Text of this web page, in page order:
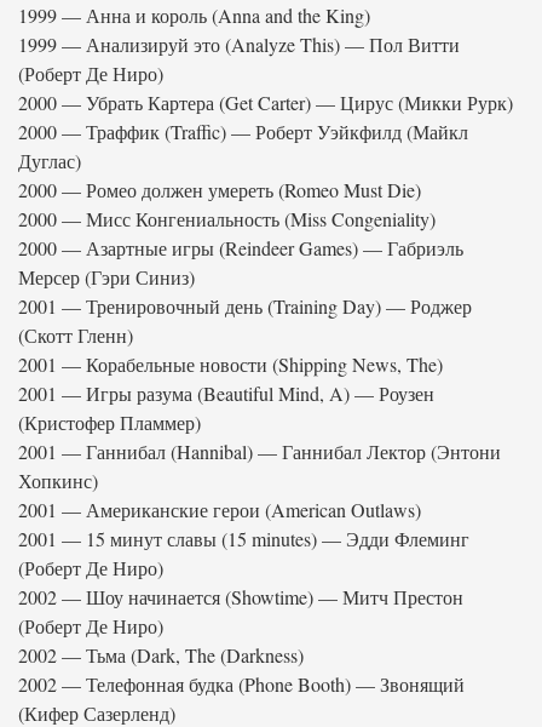
1999 — Анна и король (Anna and the King)
1999 — Анализируй это (Analyze This) — Пол Витти
(Роберт Де Ниро)
2000 — Убрать Картера (Get Carter) — Цирус (Микки Рурк)
2000 — Траффик (Traffic) — Роберт Уэйкфилд (Майкл
Дуглас)
2000 — Ромео должен умереть (Romeo Must Die)
2000 — Мисс Конгениальность (Miss Congeniality)
2000 — Азартные игры (Reindeer Games) — Габриэль
Мерсер (Гэри Синиз)
2001 — Тренировочный день (Training Day) — Роджер
(Скотт Гленн)
2001 — Корабельные новости (Shipping News, The)
2001 — Игры разума (Beautiful Mind, A) — Роузен
(Кристофер Пламмер)
2001 — Ганнибал (Hannibal) — Ганнибал Лектор (Энтони
Хопкинс)
2001 — Американские герои (American Outlaws)
2001 — 15 минут славы (15 minutes) — Эдди Флеминг
(Роберт Де Ниро)
2002 — Шоу начинается (Showtime) — Митч Престон
(Роберт Де Ниро)
2002 — Тьма (Dark, The (Darkness)
2002 — Телефонная будка (Phone Booth) — Звонящий
(Кифер Сазерленд)